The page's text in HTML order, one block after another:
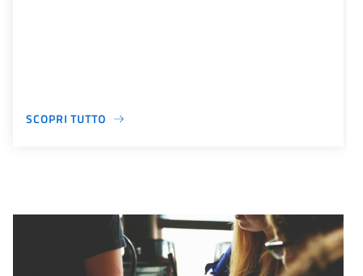
SCOPRI TUTTO